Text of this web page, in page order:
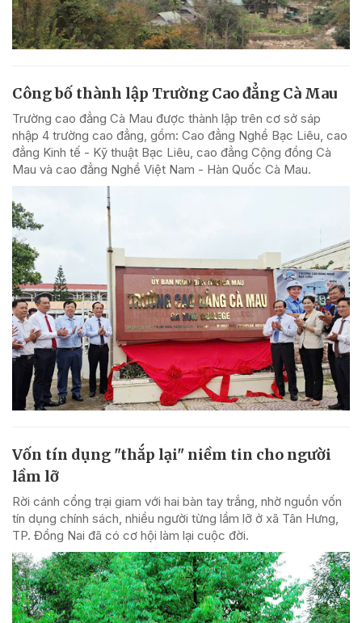
Công bố thành lập Trường Cao đẳng Cà Mau
Trường cao đẳng Cà Mau được thành lập trên cơ sở sáp
nhập 4 trường cao đẳng, gồm: Cao đẳng Nghề Bạc Liêu, cao
đẳng Kinh tế - Kỹ thuật Bạc Liêu, cao đẳng Cộng đồng Cà
Mau và cao đẳng Nghề Việt Nam - Hàn Quốc Cà Mau.
Vốn tín dụng "thắp lại" niềm tin cho người
lầm lỡ
Rời cánh cổng trại giam với hai bàn tay trắng, nhờ nguồn vốn
tín dụng chính sách, nhiều người từng lầm lỡ ở xã Tân Hưng,
TP. Đồng Nai đã có cơ hội làm lại cuộc đời.